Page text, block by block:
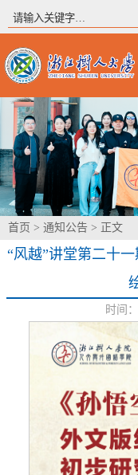
首页 > 通知公告 > 正文
“风越”讲堂第二十
时间